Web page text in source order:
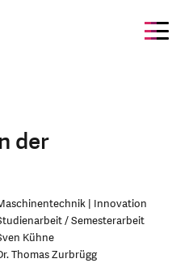
der
| Innovation
/ Semesterarbeit
Kühne
Thomas Zurbrügg